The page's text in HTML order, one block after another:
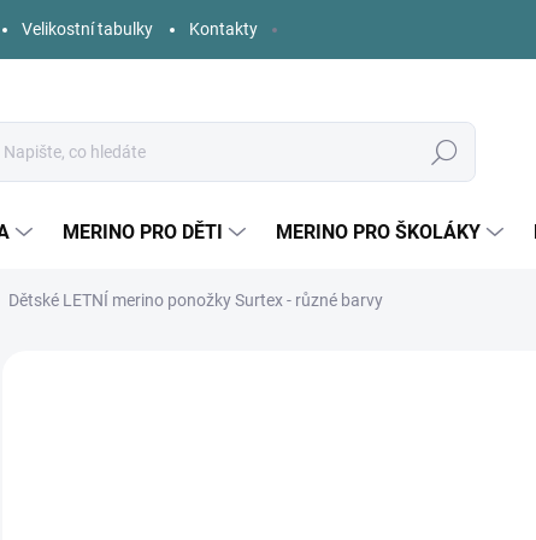
Velikostní tabulky Kontakty
Hledat
MERINO PRO DĚTI MERINO PRO ŠKOLÁKY
Dětské LETNÍ merino ponožky Surtex - různé barvy